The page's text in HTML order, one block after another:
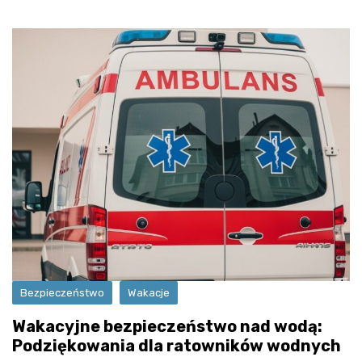
Bezpieczeństwo Wakacje
Wakacyjne bezpieczeństwo nad wodą:
Podziękowania dla ratowników wodnych